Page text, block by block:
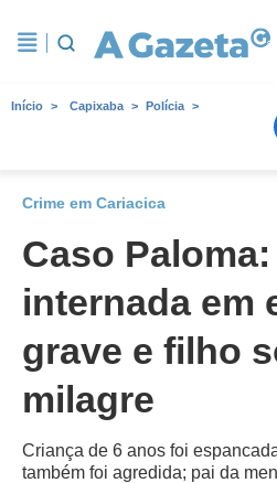
Início Capixaba Polícia
Crime em Cariacica
Caso
internada em
grave e filho
milagre
Criança de 6 anos foi
também foi agredida; pai da